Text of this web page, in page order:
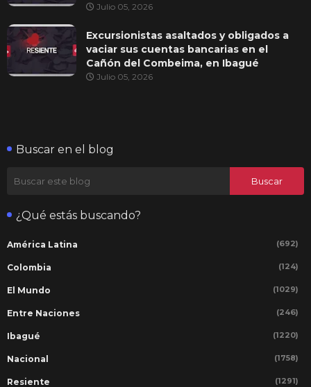
Julio 05, 2026
Excursionistas asaltados y obligados a
vaciar sus cuentas bancarias en el
Cañón del Combeima, en Ibagué
Julio 05, 2026
Buscar en el blog
¿Qué estás buscando?
América Latina (692)
Colombia (124)
El Mundo (1029)
Entre Naciones (246)
Ibagué (1220)
Nacional (1758)
Resiente (1291)